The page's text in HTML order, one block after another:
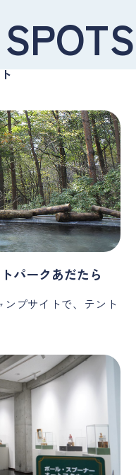
パークあだたら
プサイトで、テント